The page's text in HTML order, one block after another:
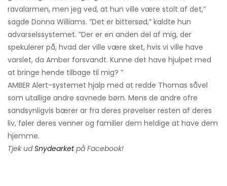
ravalarmen, men jeg ved, at hun ville være stolt af det,”
sagde Donna Williams. ”Det er bittersød,” kaldte hun
advarselssystemet. ”Der er en anden del af mig, der
spekulerer på, hvad der ville være sket, hvis vi ville have
varslet, da Amber forsvandt. Kunne det have hjulpet med
at bringe hende tilbage til mig? ”
AMBER Alert-systemet hjalp med at redde Thomas såvel
som utallige andre savnede børn. Mens de andre ofre
sandsynligvis bærer ar fra deres prøvelser resten af ​​deres
liv, føler deres venner og familier dem heldige at have dem
hjemme.
Tjek udSnydearketpå Facebook!